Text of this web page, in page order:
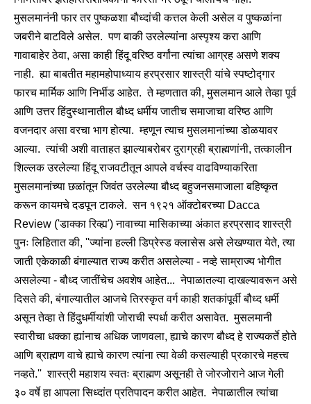
मुसलमानंनी फार तर पुष्कळशा बौध्दांची कत्तल केली असेल व पुष्कळांना
जबरीने बाटविले असेल. पण बाकी उरलेल्यांना अस्पृश्य करा आणि
गावाबाहेर ठेवा, असा काही हिंदू वरिष्ठ वर्गांना त्यांचा आग्रह असणे शक्य
नाही. ह्या बाबतीत महामहोपाध्याय हरप्रसार शास्त्री यांचे स्पष्टोद्गार
फारच मार्मिक आणि निर्भीड आहेत. ते म्हणतात की, मुसलमान आले तेव्हा पूर्व
आणि उत्तर हिंदुस्थानातील बौध्द धर्मीय जातीच समाजाचा वरिष्ठ आणि
वजनदार असा वरचा भाग होत्या. म्हणून त्याच मुसलमानांच्या डोळयावर
आल्या. त्यांची अशी वाताहत झाल्याबरोबर दुराग्रही ब्राह्मणांनी, तत्कालीन
शिल्लक उरलेल्या हिंदू राजवटीतून आपले वर्चस्व वाढविण्याकरिता
मुसलमानांच्या छळांतून जिवंत उरलेल्या बौध्द बहुजनसमाजाला बहिष्कृत
करून कायमचे दडपून टाकले. सन १९२१ ऑक्टोबरच्या Dacca
Review ('डाक्का रिव्ह्य') नावाच्या मासिकाच्या अंकात हरप्रसाद शास्त्री
पुनः लिहितात की, ''ज्यांना हल्ली डिप्रेस्ड क्लासेस असे लेखण्यात येते, त्या
जाती एकेकाळी बंगाल्यात राज्य करीत असलेल्या - नव्हे साम्राज्य भोगीत
असलेल्या - बौध्द जातींचेच अवशेष आहेत... नेपाळातल्या दाखल्यावरून असे
दिसते की, बंगाल्यातील आजचे तिरस्कृत वर्ग काही शतकांपूर्वी बौध्द धर्मी
असून तेव्हा ते हिंदुधर्मीयांशी जोराची स्पर्धा करीत असावेत. मुसलमानी
स्वारीचा धक्का ह्यांनाच अधिक जाणवला, ह्याचे कारण बौध्द हे राज्यकर्ते होते
आणि ब्राह्मण वाचे ह्याचे कारण त्यांना त्या वेळी कसल्याही प्रकारचे महत्त्व
नव्हते.'' शास्त्री महाशय स्वतः ब्राह्मण असूनही ते जोरजोराने आज गेली
३० वर्षे हा आपला सिध्दांत प्रतिपादन करीत आहेत. नेपाळातील त्यांचा